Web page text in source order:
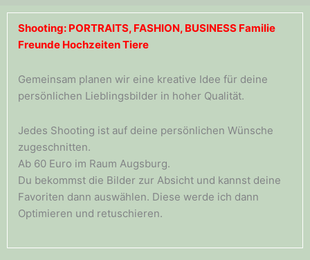
Shooting: PORTRAITS, FASHION, BUSINESS Familie
Freunde Hochzeiten Tiere
Gemeinsam planen wir eine kreative Idee für deine
persönlichen Lieblingsbilder in hoher Qualität.
Jedes Shooting ist auf deine persönlichen Wünsche
zugeschnitten.
Ab 60 Euro im Raum Augsburg.
Du bekommst die Bilder zur Absicht und kannst deine
Favoriten dann auswählen. Diese werde ich dann
Optimieren und retuschieren.